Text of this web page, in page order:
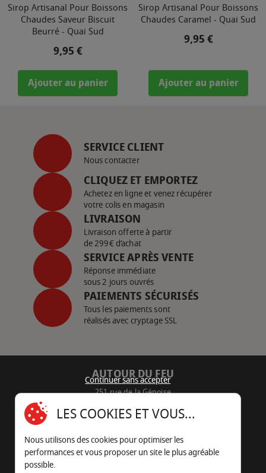
Sirop Artisanal Pour Boissons
Chaudes Saveur Biscuit
Beurré - Quai Sud
Prix
9,95 €
Ajouter au panier
Sirop Artisanal Pour Boissons
Chaudes Caramel - Quai Sud
Prix
9,95 €
Ajouter au panier
SERVICE CLIENT
Nous contacter
CLIQUEZ ET EMPORTEZ
Achetez en ligne et venez récupérer
votre colis en magasin
LIVRAISON
Livraison offerte à partir
de 299€ d’achat
SERVICE APRÈS VENTE
Réponse immédiate
sous 2 jours ouvrés
PAIEMENTS SÉCURISÉS
Tous les paiements sont
réalisés avec cryptage SSL
AUTOUR DU FEU
251 rue de la Génoise
05 45 22 98 09
Nous envoyer un e-mail
Continuer sans accepter
LES COOKIES ET VOUS...
Nous utilisons des cookies pour optimiser les
performances et vous proposer un site le plus agréable
possible.